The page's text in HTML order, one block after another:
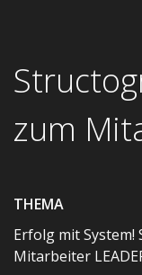
zum
THEMA
Erfolg mit System!
Mitarbeiter